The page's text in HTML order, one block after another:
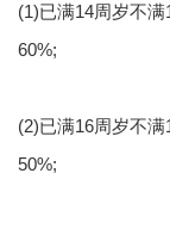
(1)已满14周岁不
60%;
(2)已满16周岁不
50%;